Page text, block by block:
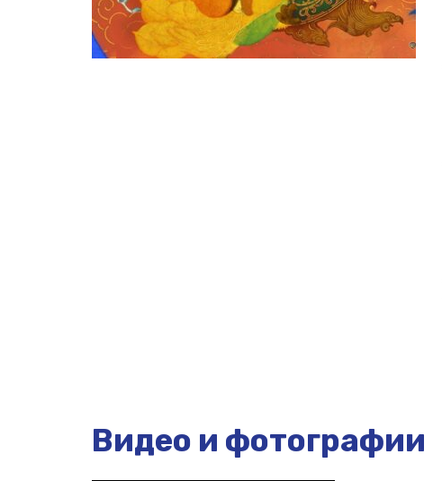
Видео и фотографии